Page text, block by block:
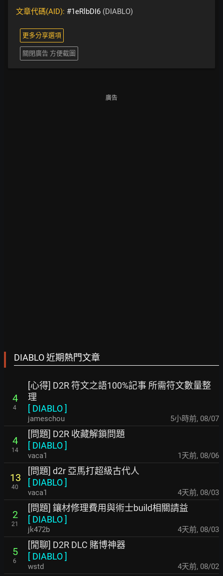
文章代碼(AID): #1eRlbDI6 (DIABLO)
更多分享選項
關閉廣告 方便截圖
廣告
DIABLO 近期熱門文章
4
4
[心得] D2R 符文之語100%記事 所需符文數量整
理
[ DIABLO]
jameschou 5小時前, 08/07
4
14
[問題] D2R 收藏解鎖問題
[ DIABLO]
vaca1 1天前, 08/06
13
40
[問題] d2r 亞馬打超級古代人
[ DIABLO]
vaca1 4天前, 08/03
2
21
[問題] 鑲材修理費用與術士build相關請益
[ DIABLO]
jk472b 4天前, 08/03
5
6
[閒聊] D2R DLC 賭博神器
[ DIABLO]
wstd 4天前, 08/02